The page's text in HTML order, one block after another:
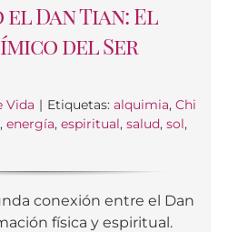
Dan Tian: El
del Ser
Vida | Etiquetas: alquimia, Chi
, energía, espiritual, salud, sol,
conexión entre el Dan
física y espiritual.